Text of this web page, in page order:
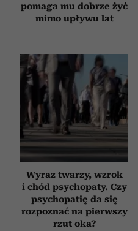
pomaga mu dobrze żyć
mimo upływu lat
Wyraz twarzy, wzrok
i chód psychopaty. Czy
psychopatię da się
rozpoznać na pierwszy
rzut oka?